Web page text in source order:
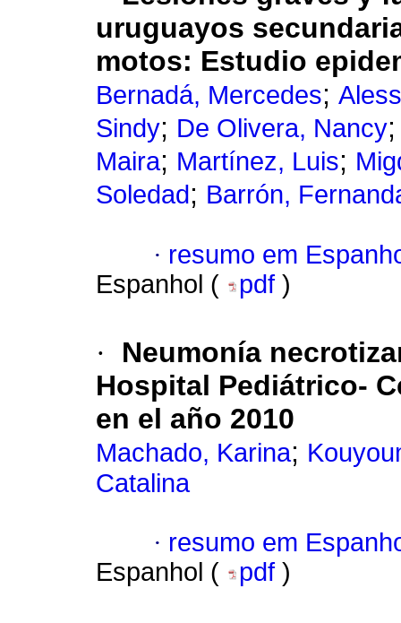
uruguayos
motos: Estudio
Bernadá, Mercedes;
Sindy; De Olivera, Nancy
Maira; Martínez, Luis;
Soledad ; Barrón,
· resumo em
Espanhol (
pdf )
·
Neumonía
Hospital Pediátrico-
en el año 2010
Machado, Karina;
Catalina
· resumo em
Espanhol (
pdf )